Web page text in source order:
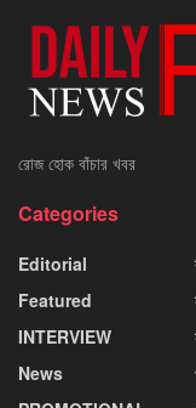
রোজ হোক বাঁচার খবর
Categories
Editorial
Featured
INTERVIEW
News